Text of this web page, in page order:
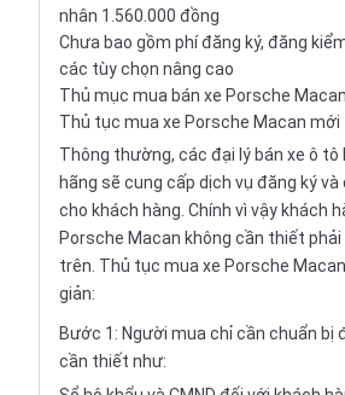
nhân 1.560.000 đồng
Chưa bao gồm phí đăng ký, đăng
các tùy chọn nâng cao
Thủ mục mua bán xe Porsche Macan
Thủ tục mua xe Porsche Macan mới
Thông thường, các đại lý bán xe ô tô
hãng sẽ cung cấp dịch vụ đăng ký
cho khách hàng. Chính vì vậy khách
Porsche Macan không cần thiết
trên. Thủ tục mua xe Porsche
giản:
Bước 1: Người mua chỉ cần chuẩn bị
cần thiết như: